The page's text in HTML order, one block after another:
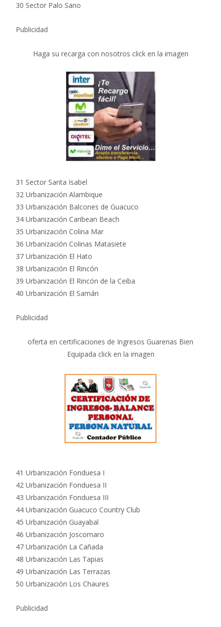
30 Sector Palo Sano
Publicidad
Haga su recarga con nosotros click en la imagen
31 Sector Santa Isabel
32 Urbanización Alambique
33 Urbanización Balcones de Guacuco
34 Urbanización Caribean Beach
35 Urbanización Colina Mar
36 Urbanización Colinas Matasiete
37 Urbanización El Hato
38 Urbanización El Rincón
39 Urbanización El Rincón de la Ceiba
40 Urbanización El Samán
Publicidad
oferta en certificaciones de Ingresos Guarenas Bien
Equipada click en la imagen
41 Urbanización Fonduesa I
42 Urbanización Fonduesa II
43 Urbanización Fonduesa III
44 Urbanización Guacuco Country Club
45 Urbanización Guayabal
46 Urbanización Joscomaro
47 Urbanización La Cañada
48 Urbanización Las Tapias
49 Urbanización Las Terrazas
50 Urbanización Los Chaures
Publicidad